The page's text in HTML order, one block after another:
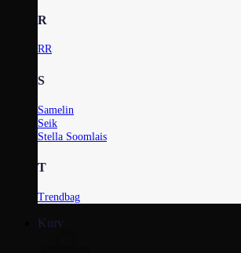
R
RR
S
Samelin
Seik
Stella Soomlais
T
Trendbag
Kurv